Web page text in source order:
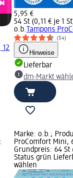
5,95 €
54 St (0,11 € je 1
o.b. Tampons
(54)
Hinweise
Lieferbar
dm-Markt
Marke: o.b.;
ProComfort Mini,
Grundpreis: 64 St
Status grün
wählen